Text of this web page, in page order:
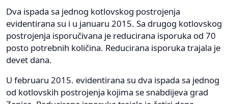
Dva ispada sa jednog kotlovskog postrojenja
evidentirana su i u januaru 2015. Sa drugog kotlovskog
postrojenja isporučivana je reducirana isporuka od 70
posto potrebnih količina. Reducirana isporuka trajala je
devet dana.
U februaru 2015. evidentirana su dva ispada sa jednog
od kotlovskih postrojenja kojima se snabdijeva grad